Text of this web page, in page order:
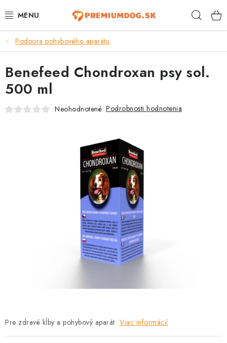
na
TOP 100 PRODUKTOV
NOVINKY
AKCIE
Podpora pohybového aparátu
Pre zdravé kĺby a pohybový aparát Viac informácií
Benefeed Chondroxan psy sol.
500 ml
Neohodnotené Podrobnosti hodnotenia